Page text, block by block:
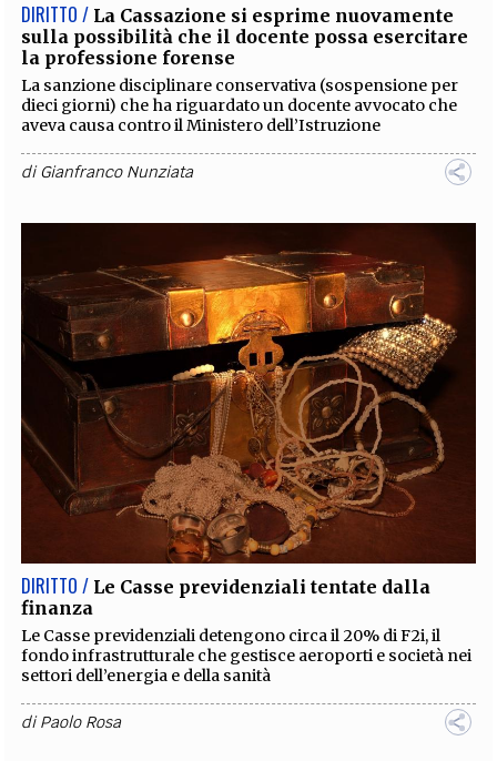
DIRITTO / La Cassazione si esprime nuovamente
sulla possibilità che il docente possa esercitare
la professione forense
La sanzione disciplinare conservativa (sospensione per
dieci giorni) che ha riguardato un docente avvocato che
aveva causa contro il Ministero dell’Istruzione
diGianfranco Nunziata
DIRITTO / Le Casse previdenziali tentate dalla
finanza
Le Casse previdenziali detengono circa il 20% di F2i, il
fondo infrastrutturale che gestisce aeroporti e società nei
settori dell’energia e della sanità
diPaolo Rosa